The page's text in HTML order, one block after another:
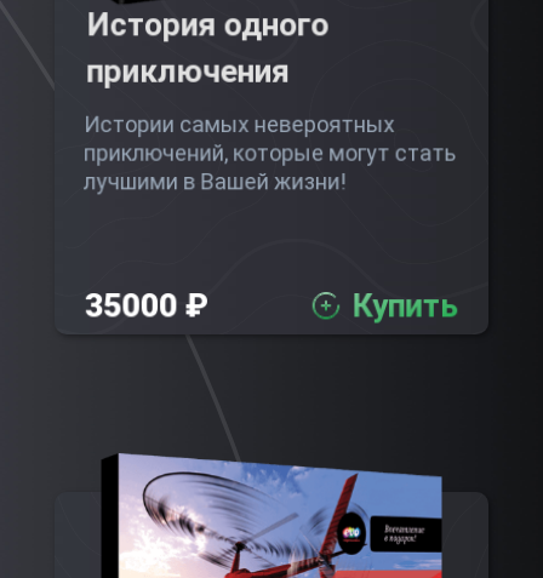
История одного
приключения
Истории самых невероятных
приключений, которые могут стать
лучшими в Вашей жизни!
35000 ₽ Купить